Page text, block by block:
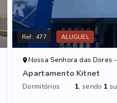
Ref.: 477 ALUGUEL
Nossa Senhora das Dores
Apartamento Kitnet
Dormitórios 1, sendo 1